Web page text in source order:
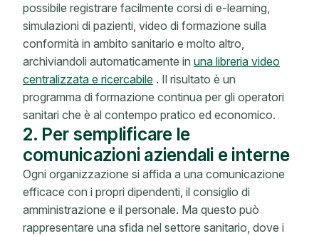
possibile registrare facilmente corsi di e-learning,
simulazioni di pazienti, video di formazione sulla
conformità in ambito sanitario e molto altro,
archiviandoli automaticamente in una libreria video
centralizzata e ricercabile . Il risultato è un
programma di formazione continua per gli operatori
sanitari che è al contempo pratico ed economico.
2. Per semplificare le
comunicazioni aziendali e interne
Ogni organizzazione si affida a una comunicazione
efficace con i propri dipendenti, il consiglio di
amministrazione e il personale. Ma questo può
rappresentare una sfida nel settore sanitario, dove i